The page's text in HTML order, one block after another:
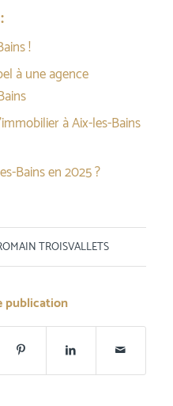
!
à une agence
à Aix-les-Bains
Bains en 2025 ?
TROISVALLETS
publication